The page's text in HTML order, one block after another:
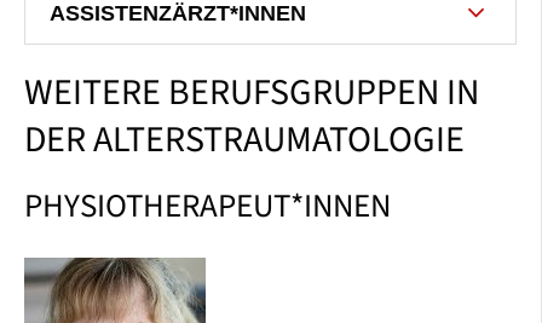
ASSISTENZÄRZT*INNEN
WEITERE BERUFSGRUPPEN IN
DER ALTERSTRAUMATOLOGIE
PHYSIOTHERAPEUT*INNEN